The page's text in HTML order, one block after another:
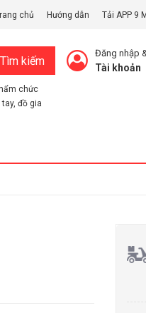
chủ Hướng dẫn Tải APP 9
Tìm kiếm
chức
tay, đồ gia
Đăng nhập
Tài khoản